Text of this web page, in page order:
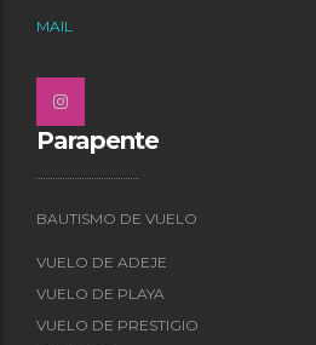
MAIL
Parapente
BAUTISMO DE VUELO
VUELO DE ADEJE
VUELO DE PLAYA
VUELO DE PRESTIGIO